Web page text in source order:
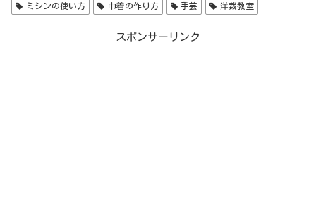
ミシンの使い方 巾着の作り方 手芸 洋裁教室
スポンサーリンク